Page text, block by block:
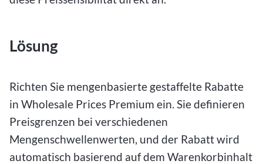
Lösung
Richten Sie mengenbasierte gestaffelte Rabatte
in Wholesale Prices Premium ein. Sie definieren
Preisgrenzen bei verschiedenen
Mengenschwellenwerten, und der Rabatt wird
automatisch basierend auf dem Warenkorbinhalt